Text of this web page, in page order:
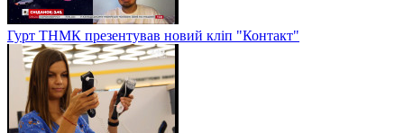
Гурт ТНМК презентував новий кліп "Контакт"